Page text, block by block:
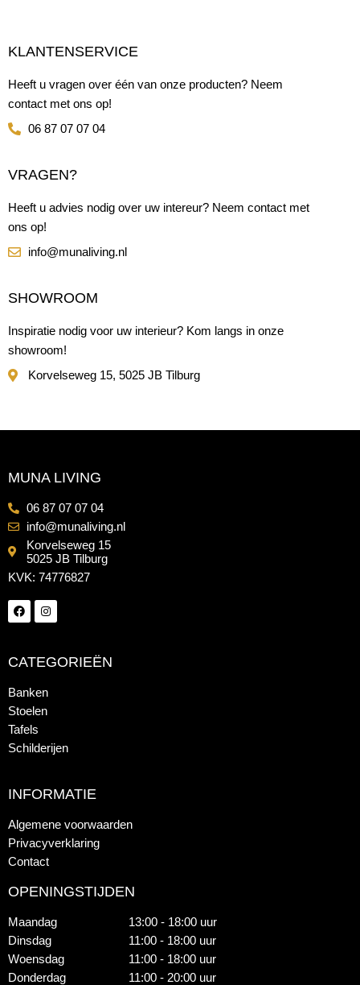
KLANTENSERVICE
Heeft u vragen over één van onze producten? Neem
contact met ons op!
06 87 07 07 04
VRAGEN?
Heeft u advies nodig over uw intereur? Neem contact met
ons op!
info@munaliving.nl
SHOWROOM
Inspiratie nodig voor uw interieur? Kom langs in onze
showroom!
Korvelseweg 15, 5025 JB Tilburg
MUNA LIVING
06 87 07 07 04
info@munaliving.nl
Korvelseweg 15
5025 JB Tilburg
KVK: 74776827
CATEGORIEËN
Banken
Stoelen
Tafels
Schilderijen
INFORMATIE
Algemene voorwaarden
Privacyverklaring
Contact
OPENINGSTIJDEN
Maandag
Dinsdag
Woensdag
Donderdag
13:00 - 18:00 uur
11:00 - 18:00 uur
11:00 - 18:00 uur
11:00 - 20:00 uur